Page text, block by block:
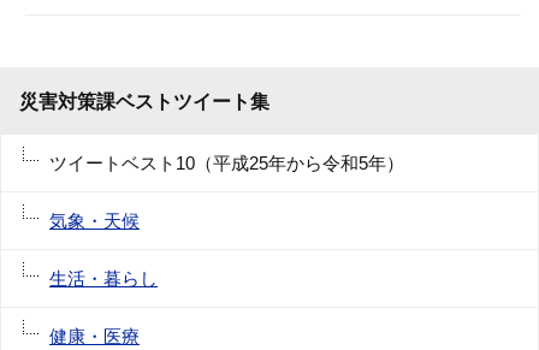
災害対策課ベストツイート集
ツイートベスト10（平成25年から令和5年）
気象・天候
生活・暮らし
健康・医療